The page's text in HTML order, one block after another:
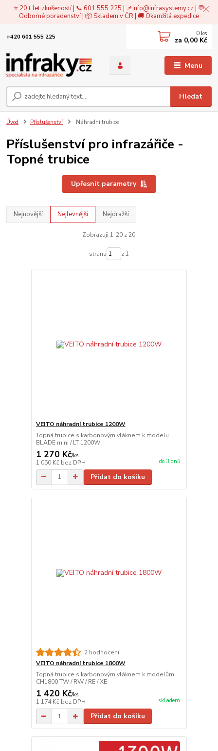
⭐ 20+ let zkušeností | 📞 601 555 225 | 📌info@infrasystemy.cz| 💬
Odborné poradenství | 📦 Skladem v ČR | 🚚 Okamžitá expedice
Menu
Hledat
+420 601 555 225 0 ks
za 0,00 Kč
Úvod Příslušenství Náhradní trubice
Příslušenství pro infrazářiče -
Topné trubice
Upřesnit parametry
Nejnovější Nejlevnější Nejdražší
Zobrazuji 1-20 z 20
strana z 1
VEITO náhradní trubice 1200W
Topná trubice s karbonovým vláknem k modelu
BLADE mini / LT 1200W
1 270 Kč/ks
1 050 Kč bez DPH do 3 dnů
Přidat do košíku
2 hodnocení
VEITO náhradní trubice 1800W
Topná trubice s karbonovým vláknem k modelům
CH1800 TW / RW / RE / XE
1 420 Kč/ks
1 174 Kč bez DPH skladem
Přidat do košíku